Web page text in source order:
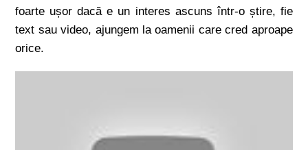
foarte ușor dacă e un interes ascuns într-o știre, fie
text sau video, ajungem la oamenii care cred aproape
orice.